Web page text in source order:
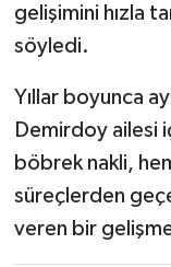
gelişimini hızla
söyledi.
Yıllar boyunca
Demirdoy ailesi
böbrek nakli,
süreçlerden
veren bir